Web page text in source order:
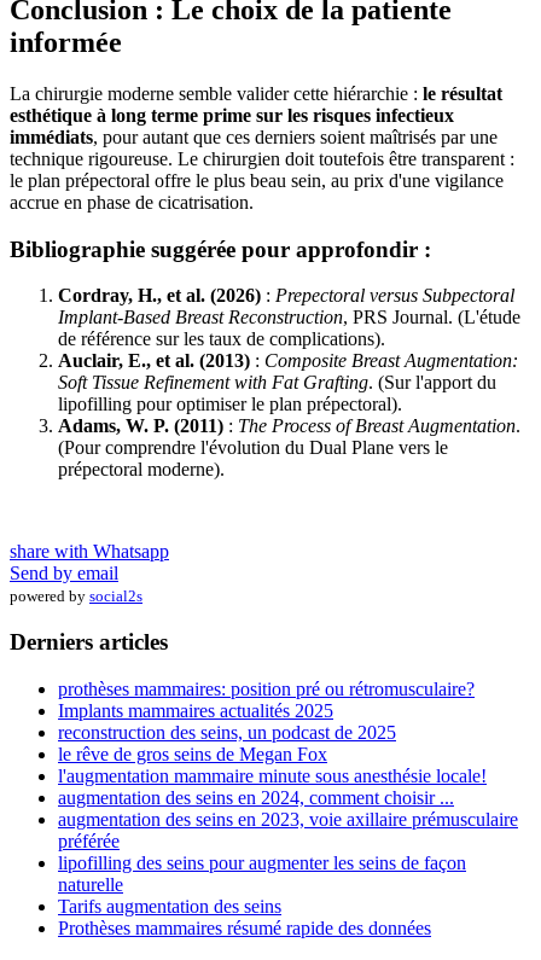
Conclusion : Le choix de la patiente
informée
La chirurgie moderne semble valider cette hiérarchie : le résultat
esthétique à long terme prime sur les risques infectieux
immédiats, pour autant que ces derniers soient maîtrisés par une
technique rigoureuse. Le chirurgien doit toutefois être transparent :
le plan prépectoral offre le plus beau sein, au prix d'une vigilance
accrue en phase de cicatrisation.
Bibliographie suggérée pour approfondir :
Cordray, H., et al. (2026) : Prepectoral versus Subpectoral
Implant-Based Breast Reconstruction, PRS Journal. (L'étude
de référence sur les taux de complications).
Auclair, E., et al. (2013) : Composite Breast Augmentation:
Soft Tissue Refinement with Fat Grafting. (Sur l'apport du
lipofilling pour optimiser le plan prépectoral).
Adams, W. P. (2011) : The Process of Breast Augmentation.
(Pour comprendre l'évolution du Dual Plane vers le
prépectoral moderne).
share with Whatsapp
Send by email
powered by social2s
Derniers articles
prothèses mammaires: position pré ou rétromusculaire?
Implants mammaires actualités 2025
reconstruction des seins, un podcast de 2025
le rêve de gros seins de Megan Fox
l'augmentation mammaire minute sous anesthésie locale!
augmentation des seins en 2024, comment choisir ...
augmentation des seins en 2023, voie axillaire prémusculaire
préférée
lipofilling des seins pour augmenter les seins de façon
naturelle
Tarifs augmentation des seins
Prothèses mammaires résumé rapide des données